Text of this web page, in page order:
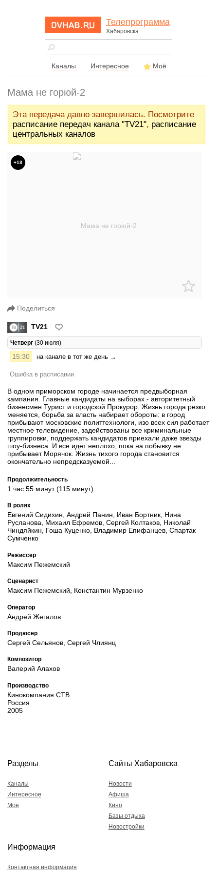
dvhab.ru - сайт
города
Телепрограмма
Хабаровска
Каналы Интересное Моё
Мама не горюй-2
Эта передача давно завершилась. Посмотрите
расписание передач канала "TV21", расписание
центральных каналов
+18
Поделиться
TV21
Четверг (30 июля)
15:30 на канале в тот же день →
Ошибка в расписании
В одном приморском городе начинается предвыборная
кампания. Главные кандидаты на выборах - авторитетный
бизнесмен Турист и городской Прокурор. Жизнь города резко
меняется, борьба за власть набирает обороты: в город
прибывают московские политтехнологи, изо всех сил работает
местное телевидение, задействованы все криминальные
группировки, поддержать кандидатов приехали даже звезды
шоу-бизнеса. И все идет неплохо, пока на побывку не
прибывает Морячок. Жизнь тихого города становится
окончательно непредсказуемой...
Продолжительность
1 час 55 минут (115 минут)
В ролях
Евгений Сидихин, Андрей Панин, Иван Бортник, Нина
Русланова, Михаил Ефремов, Сергей Колтаков, Николай
Чиндяйкин, Гоша Куценко, Владимир Епифанцев, Спартак
Сумченко
Режиссер
Максим Пежемский
Сценарист
Максим Пежемский, Константин Мурзенко
Оператор
Андрей Жегалов
Продюсер
Сергей Сельянов, Сергей Члиянц
Композитор
Валерий Алахов
Производство
Кинокомпания CTB
Россия
2005
Разделы
Каналы
Интересное
Моё
Сайты Хабаровска
Новости
Афиша
Кино
Базы отдыха
Новостройки
Информация
Контактная информация